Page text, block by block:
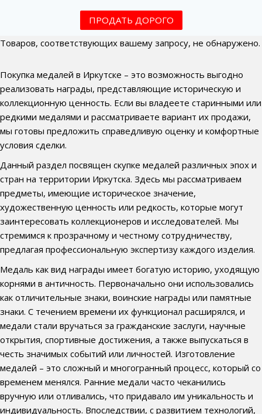
ПРОДАТЬ ДОРОГО
Товаров, соответствующих вашему запросу, не обнаружено.
Покупка медалей в Иркутске – это возможность выгодно
реализовать награды, представляющие историческую и
коллекционную ценность. Если вы владеете старинными или
редкими медалями и рассматриваете вариант их продажи,
мы готовы предложить справедливую оценку и комфортные
условия сделки.
Данный раздел посвящен скупке медалей различных эпох и
стран на территории Иркутска. Здесь мы рассматриваем
предметы, имеющие историческое значение,
художественную ценность или редкость, которые могут
заинтересовать коллекционеров и исследователей. Мы
стремимся к прозрачному и честному сотрудничеству,
предлагая профессиональную экспертизу каждого изделия.
Медаль как вид награды имеет богатую историю, уходящую
корнями в античность. Первоначально они использовались
как отличительные знаки, воинские награды или памятные
знаки. С течением времени их функционал расширялся, и
медали стали вручаться за гражданские заслуги, научные
открытия, спортивные достижения, а также выпускаться в
честь значимых событий или личностей. Изготовление
медалей – это сложный и многогранный процесс, который со
временем менялся. Ранние медали часто чеканились
вручную или отливались, что придавало им уникальность и
индивидуальность. Впоследствии, с развитием технологий,